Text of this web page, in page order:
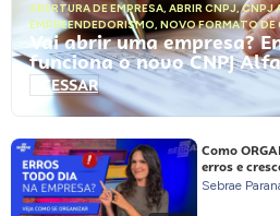
ABERTURA DE EMPRESA, ABRIR CNPJ,CNPJ
EMPREENDEDORISMO, NOVO FORMATO DE
Vai abrir uma empresa?
funciona o novo CNPJ
ACESSAR
Como
erros e
Sebrae